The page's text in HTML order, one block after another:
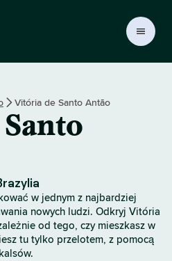
Vitória de Santo Antão
w jednym z najbardziej
nowych ludzi. Odkryj Vitória
od tego, czy mieszkasz w
tu tylko przelotem, z pomocą